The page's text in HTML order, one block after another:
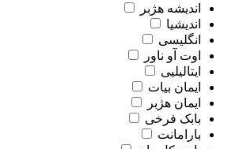
اندیشه هژبر
اندیشیا
انگلیسی
اوت آو ناور
ایتالیلیی
ایمان بیات
ایمان هژبر
بابک فرخی
بارامانت